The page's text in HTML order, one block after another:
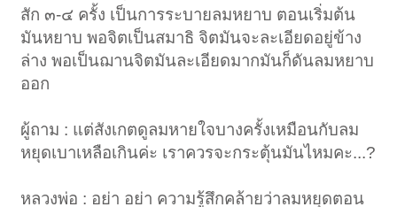
สัก ๓-๔ ครั้ง เป็นการระบายลมหยาบ ตอนเริ่มต้น
มันหยาบ พอจิตเป็นสมาธิ จิตมันจะละเอียดอยู่ข้าง
ล่าง พอเป็นฌานจิตมันละเอียดมากมันก็ดันลมหยาบ
ออก
ผู้ถาม : แต่สังเกตดูลมหายใจบางครั้งเหมือนกับลม
หยุดเบาเหลือเกินค่ะ เราควรจะกระตุ้นมันไหมคะ...?
หลวงพ่อ : อย่า อย่า ความรู้สึกคล้ายว่าลมหยุดตอน